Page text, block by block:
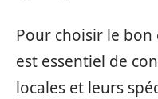
Pour choisir le bon
est essentiel de
locales et leurs